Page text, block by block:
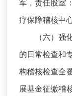
军，责任股室
疗保障稽核中心
（六）
的日常检查和
构稽核检查全
展基金征缴稽